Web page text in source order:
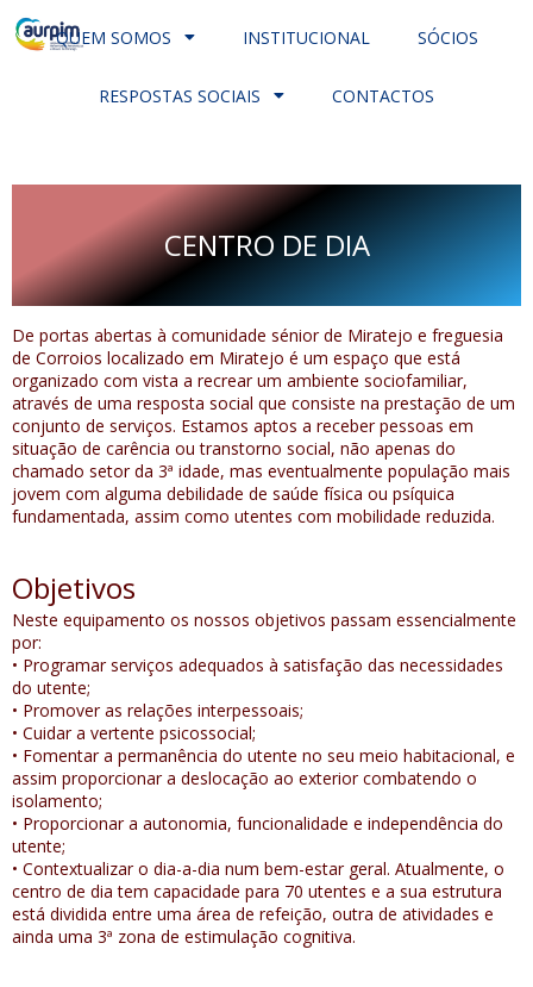
QUEM SOMOS INSTITUCIONAL SÓCIOS
RESPOSTAS SOCIAIS CONTACTOS
CENTRO DE DIA
De portas abertas à comunidade sénior de Miratejo e freguesia
de Corroios localizado em Miratejo é um espaço que está
organizado com vista a recrear um ambiente sociofamiliar,
através de uma resposta social que consiste na prestação de um
conjunto de serviços. Estamos aptos a receber pessoas em
situação de carência ou transtorno social, não apenas do
chamado setor da 3ª idade, mas eventualmente população mais
jovem com alguma debilidade de saúde física ou psíquica
fundamentada, assim como utentes com mobilidade reduzida.
Objetivos
Neste equipamento os nossos objetivos passam essencialmente
por:
• Programar serviços adequados à satisfação das necessidades
do utente;
• Promover as relações interpessoais;
• Cuidar a vertente psicossocial;
• Fomentar a permanência do utente no seu meio habitacional, e
assim proporcionar a deslocação ao exterior combatendo o
isolamento;
• Proporcionar a autonomia, funcionalidade e independência do
utente;
• Contextualizar o dia-a-dia num bem-estar geral. Atualmente, o
centro de dia tem capacidade para 70 utentes e a sua estrutura
está dividida entre uma área de refeição, outra de atividades e
ainda uma 3ª zona de estimulação cognitiva.